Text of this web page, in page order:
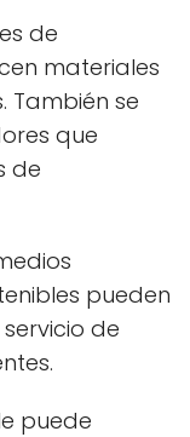
de
materiales
También se
que
de
pueden
de
puede